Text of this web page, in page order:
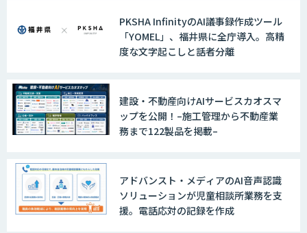
PKSHA InfinityのAI議事録作成ツール
「YOMEL」、福井県に全庁導入。高精
度な文字起こしと話者分離
建設・不動産向けAIサービスカオスマ
ップを公開！–施工管理から不動産業
務まで122製品を掲載–
アドバンスト・メディアのAI音声認識
ソリューションが児童相談所業務を支
援。電話応対の記録を作成